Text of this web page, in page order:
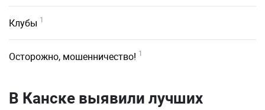
Клубы 1
Осторожно, мошенничество! 1
В Канске выявили лучших